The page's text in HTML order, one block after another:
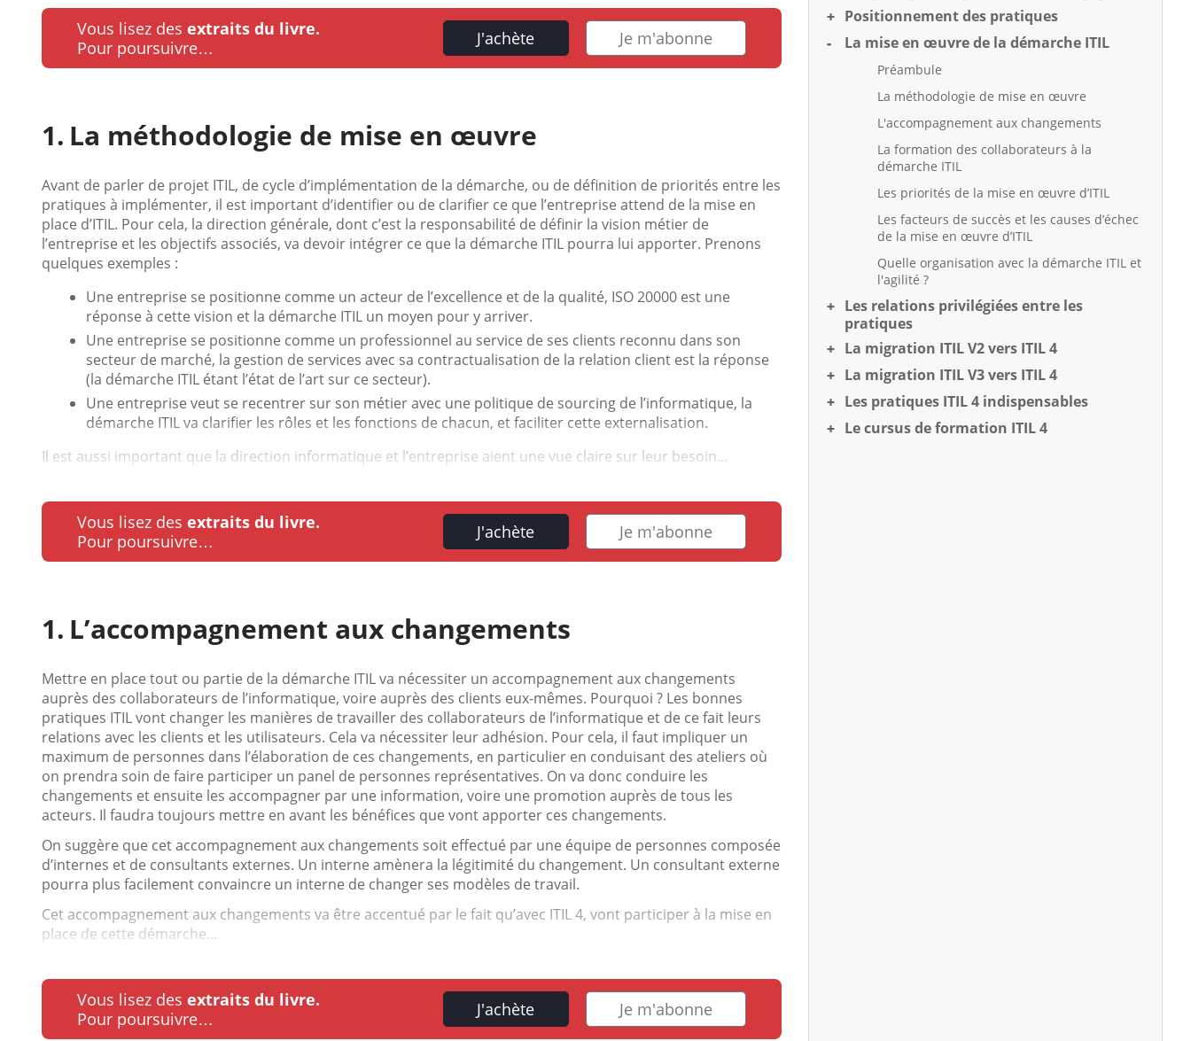
Vous lisez des extraits du livre.
Pour poursuivre…
J'achète Je m'abonne
La méthodologie de mise en œuvre
Avant de parler de projet ITIL, de cycle d’implémentation de la démarche, ou de définition de priorités entre les
pratiques à implémenter, il est important d’identifier ou de clarifier ce que l’entreprise attend de la mise en
place d’ITIL. Pour cela, la direction générale, dont c’est la responsabilité de définir la vision métier de
l’entreprise et les objectifs associés, va devoir intégrer ce que la démarche ITIL pourra lui apporter. Prenons
quelques exemples :
Une entreprise se positionne comme un acteur de l’excellence et de la qualité, ISO 20000 est une
réponse à cette vision et la démarche ITIL un moyen pour y arriver.
Une entreprise se positionne comme un professionnel au service de ses clients reconnu dans son
secteur de marché, la gestion de services avec sa contractualisation de la relation client est la réponse
(la démarche ITIL étant l’état de l’art sur ce secteur).
Une entreprise veut se recentrer sur son métier avec une politique de sourcing de l’informatique, la
démarche ITIL va clarifier les rôles et les fonctions de chacun, et faciliter cette externalisation.
Il est aussi important que la direction informatique et l’entreprise aient une vue claire sur leur besoin...
Vous lisez des extraits du livre.
Pour poursuivre…
J'achète Je m'abonne
L’accompagnement aux changements
Mettre en place tout ou partie de la démarche ITIL va nécessiter un accompagnement aux changements
auprès des collaborateurs de l’informatique, voire auprès des clients eux-mêmes. Pourquoi ? Les bonnes
pratiques ITIL vont changer les manières de travailler des collaborateurs de l’informatique et de ce fait leurs
relations avec les clients et les utilisateurs. Cela va nécessiter leur adhésion. Pour cela, il faut impliquer un
maximum de personnes dans l’élaboration de ces changements, en particulier en conduisant des ateliers où
on prendra soin de faire participer un panel de personnes représentatives. On va donc conduire les
changements et ensuite les accompagner par une information, voire une promotion auprès de tous les
acteurs. Il faudra toujours mettre en avant les bénéfices que vont apporter ces changements.
On suggère que cet accompagnement aux changements soit effectué par une équipe de personnes composée
d’internes et de consultants externes. Un interne amènera la légitimité du changement. Un consultant externe
pourra plus facilement convaincre un interne de changer ses modèles de travail.
Cet accompagnement aux changements va être accentué par le fait qu’avec ITIL 4, vont participer à la mise en
place de cette démarche...
Vous lisez des extraits du livre.
Pour poursuivre…
J'achète Je m'abonne
Positionnement des pratiques
La mise en œuvre de la démarche ITIL
Préambule
La méthodologie de mise en œuvre
L'accompagnement aux changements
La formation des collaborateurs à la
démarche ITIL
Les priorités de la mise en œuvre d’ITIL
Les facteurs de succès et les causes d’échec
de la mise en œuvre d’ITIL
Quelle organisation avec la démarche ITIL et
l'agilité ?
Les relations privilégiées entre les
pratiques
La migration ITIL V2 vers ITIL 4
La migration ITIL V3 vers ITIL 4
Les pratiques ITIL 4 indispensables
Le cursus de formation ITIL 4